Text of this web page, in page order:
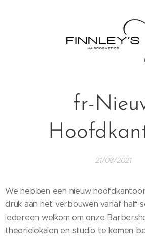
fr-
21/08/2021
We hebben een nieuw
druk aan het verbouwen vanaf half
iedereen welkom om onze
theorielokalen en studio te komen